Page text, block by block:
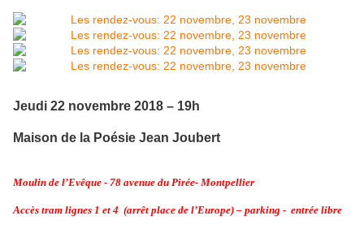
Jeudi 22 novembre 2018 – 19h
Maison de la Poésie Jean Joubert
Moulin de l’Evêque - 78 avenue du Pirée- Montpellier
Accès tram lignes 1 et 4 (arrêt place de l’Europe) – parking - entrée libre